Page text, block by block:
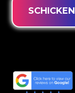
SCHICKEN